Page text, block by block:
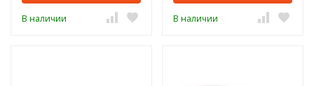
В наличии В наличии